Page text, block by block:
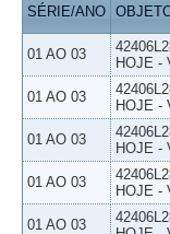
SÉRIE/ANO
01 AO 03
HOJE -
01 AO 03
HOJE -
01 AO 03
HOJE -
01 AO 03
HOJE -
01 AO 03